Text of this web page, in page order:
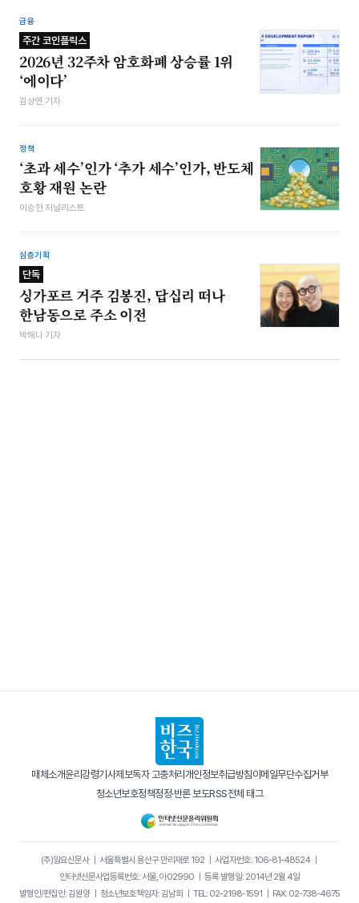
금융
주간 코인플릭스
2026년 32주차 암호화폐 상승률 1위
‘에이다’
김상연 기자
정책
‘초과 세수’인가 ‘추가 세수’인가, 반도체
호황 재원 논란
이승현 저널리스트
심층기획
단독
싱가포르 거주 김봉진, 답십리 떠나
한남동으로 주소 이전
박해나 기자
매체소개윤리강령기사제보독자 고충처리 개인정보취급방침이메일무단수집거부
청소년보호정책정정·반론 보도RSS전체 태그
(주)일요신문사｜ 서울특별시 용산구 만리재로 192｜ 사업자번호: 106-81-48524｜
인터넷신문사업등록번호: 서울, 아02990
등록·발행일: 2014년 2월 4일
발행인/편집인: 김원양｜ 청소년보호책임자: 김남희 TEL: 02-2198-1591 FAX: 02-738-4675